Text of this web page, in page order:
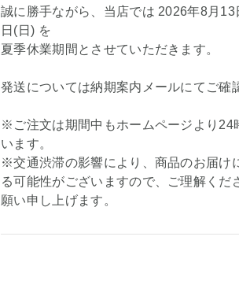
誠に勝手ながら、当店では 2026年8月13
日(日) を
夏季休業期間とさせていただきます。
発送については納期案内メールにてご確
※ご注文は期間中もホームページより24
います。
※交通渋滞の影響により、商品のお届け
る可能性がございますので、ご理解くだ
願い申し上げます。